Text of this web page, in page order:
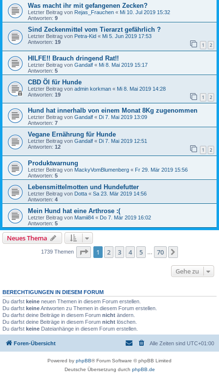
Was macht ihr mit gefangenen Zecken?
Letzter Beitrag von Rejas_Frauchen « Mi 10. Jul 2019 15:32
Antworten: 9
Sind Zeckenmittel vom Tierarzt gefährlich ?
Letzter Beitrag von Petra-Kid « Mi 5. Jun 2019 17:53
Antworten: 19 1 2
HILFE!! Brauch dringend Rat!!
Letzter Beitrag von Gandalf « Mi 8. Mai 2019 15:17
Antworten: 5
CBD Öl für Hunde
Letzter Beitrag von admin korkman « Mi 8. Mai 2019 14:28
Antworten: 19 1 2
Hund hat innerhalb von einem Monat 8Kg zugenommen
Letzter Beitrag von Gandalf « Di 7. Mai 2019 13:09
Antworten: 7
Vegane Ernährung für Hunde
Letzter Beitrag von Gandalf « Di 7. Mai 2019 12:51
Antworten: 12 1 2
Produktwarnung
Letzter Beitrag von MackyVomBlumenberg « Fr 29. Mär 2019 15:56
Antworten: 5
Lebensmittelmotten und Hundefutter
Letzter Beitrag von Dotta « Sa 23. Mär 2019 14:56
Antworten: 4
Mein Hund hat eine Arthrose :(
Letzter Beitrag von Mamii84 « Do 7. Mär 2019 16:02
Antworten: 5
Neues Thema
1739 Themen Seite 1von 70
1 2 3 4 5 70
Gehe zu
BERECHTIGUNGEN IN DIESEM FORUM
Du darfst keine neuen Themen in diesem Forum erstellen.
Du darfst keineAntworten zu Themen in diesem Forum erstellen.
Du darfst deine Beiträge in diesem Forum nicht ändern.
Du darfst deine Beiträge in diesem Forum nicht löschen.
Du darfst keine Dateianhänge in diesem Forum erstellen.
Foren-Übersicht Alle Zeiten sind UTC+01:00
Powered by phpBB® Forum Software © phpBB Limited
Deutsche Übersetzung durch phpBB.de